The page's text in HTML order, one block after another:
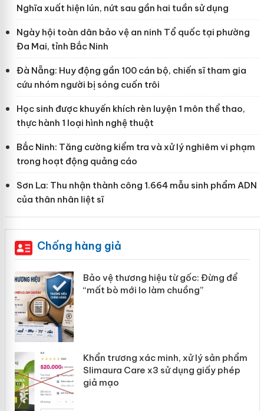
Nghĩa xuất hiện lún, nứt sau gần hai tuần sử dụng
Ngày hội toàn dân bảo vệ an ninh Tổ quốc tại phường
Đa Mai, tỉnh Bắc Ninh
Đà Nẵng: Huy động gần 100 cán bộ, chiến sĩ tham gia
cứu nhóm người bị sóng cuốn trôi
Học sinh được khuyến khích rèn luyện 1 môn thể thao,
thực hành 1 loại hình nghệ thuật
Bắc Ninh: Tăng cường kiểm tra và xử lý nghiêm vi phạm
trong hoạt động quảng cáo
Sơn La: Thu nhận thành công 1.664 mẫu sinh phẩm ADN
của thân nhân liệt sĩ
Chống hàng giả
Bảo vệ thương hiệu từ gốc: Đừng để
“mất bò mới lo làm chuồng”
Khẩn trương xác minh, xử lý sản phẩm
Slimaura Care x3 sử dụng giấy phép
giả mạo